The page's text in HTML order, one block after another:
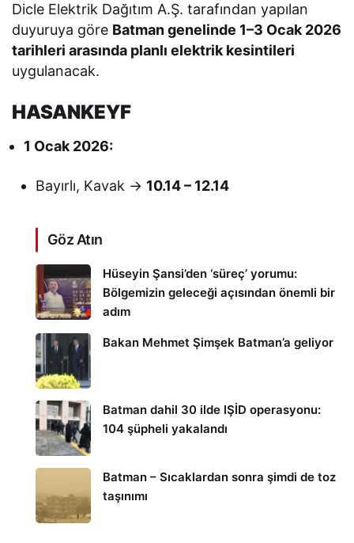
Dicle Elektrik Dağıtım A.Ş. tarafından yapılan
duyuruya göre Batman genelinde 1–3 Ocak 2026
tarihleri arasında planlı elektrik kesintileri
uygulanacak.
HASANKEYF
1 Ocak 2026:
Bayırlı, Kavak → 10.14 – 12.14
Göz Atın
Hüseyin Şansi’den ‘süreç’ yorumu:
Bölgemizin geleceği açısından önemli bir
adım
Bakan Mehmet Şimşek Batman’a geliyor
Batman dahil 30 ilde IŞİD operasyonu:
104 şüpheli yakalandı
Batman – Sıcaklardan sonra şimdi de toz
taşınımı